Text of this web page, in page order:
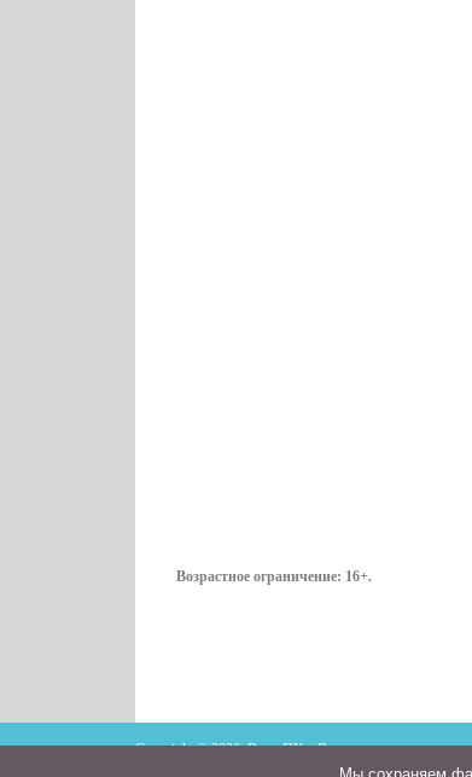
Возрастное ограничение: 16+.
Copyright © 2026. ВестиПК в Воронеже